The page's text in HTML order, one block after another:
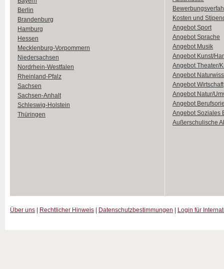
Berlin
Brandenburg
Hamburg
Hessen
Mecklenburg-Vorpommern
Niedersachsen
Nordrhein-Westfalen
Rheinland-Pfalz
Sachsen
Sachsen-Anhalt
Schleswig-Holstein
Thüringen
Kosten und
Angebot Sport
Angebot Sprache
Angebot Musik
Angebot Kunst/
Angebot Theater/
Angebot
Angebot Wirtschaft
Angebot Natur/
Angebot
Angebot Soziales
Außerschulische
Über uns Rechtlicher Hinweis Datenschutzbestimmungen Login für